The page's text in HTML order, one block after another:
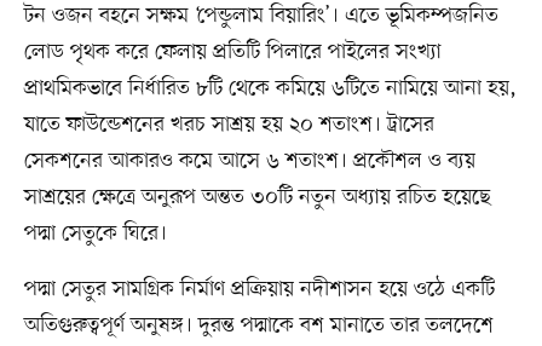
টন ওজন বহনে সক্ষম ‘পেন্ডুলাম বিয়ারিং’। এতে ভূমিকম্পজনিত
লোড পৃথক করে ফেলায় প্রতিটি পিলারে পাইলের সংখ্যা
প্রাথমিকভাবে নির্ধারিত ৮টি থেকে কমিয়ে ৬টিতে নামিয়ে আনা হয়,
যাতে ফাউন্ডেশনের খরচ সাশ্রয় হয় ২০ শতাংশ। ট্রাসের
সেকশনের আকারও কমে আসে ৬ শতাংশ। প্রকৌশল ও ব্যয়
সাশ্রয়ের ক্ষেত্রে অনুরূপ অন্তত ৩০টি নতুন অধ্যায় রচিত হয়েছে
পদ্মা সেতুকে ঘিরে।
পদ্মা সেতুর সামগ্রিক নির্মাণ প্রক্রিয়ায় নদীশাসন হয়ে ওঠে একটি
অতিগুরুত্বপূর্ণ অনুষঙ্গ। দুরন্ত পদ্মাকে বশ মানাতে তার তলদেশে